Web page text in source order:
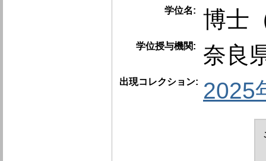
学位名: 博士
学位授与機関: 奈良
出現コレクション: 2025